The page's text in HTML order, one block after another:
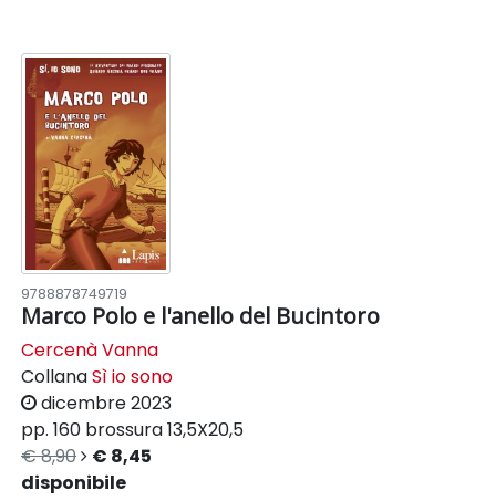
9788878749719
Marco Polo e l'anello del Bucintoro
Cercenà Vanna
CollanaSì io sono
dicembre 2023
pp. 160 brossura13,5X20,5
€ 8,90
€ 8,45
disponibile